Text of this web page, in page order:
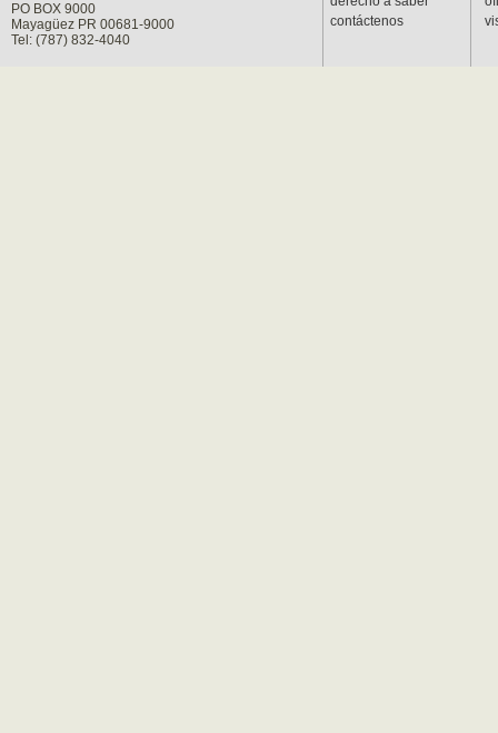
PO BOX 9000
Mayagüez PR 00681-9000
Tel: (787) 832-4040
contáctenos